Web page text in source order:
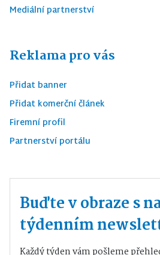
Mediální partnerství
Reklama pro vás
Přidat banner
Přidat komerční článek
Firemní profil
Partnerství portálu
Buďte v obraze s
týdenním
Každý týden vám pošleme